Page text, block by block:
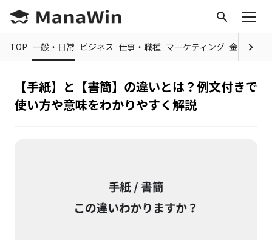
search
TOP 一般・日常 ビジネス 仕事・職種 マーケティング 金融 制度
【手紙】と【書簡】の違いとは？例文付きで
使い方や意味をわかりやすく解説